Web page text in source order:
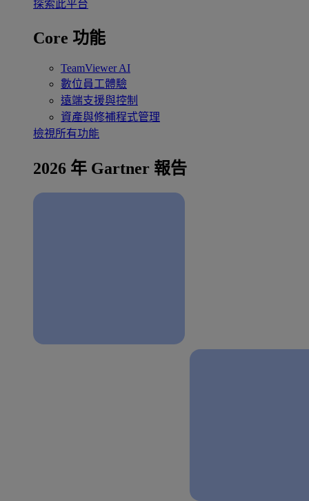
探索此平台
Core 功能
TeamViewer AI
數位員工體驗
遠端支援與控制
資產與修補程式管理
檢視所有功能
2026 年 Gartner 報告